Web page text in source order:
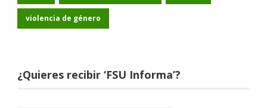
violencia de género
¿Quieres recibir ‘FSU Informa’?